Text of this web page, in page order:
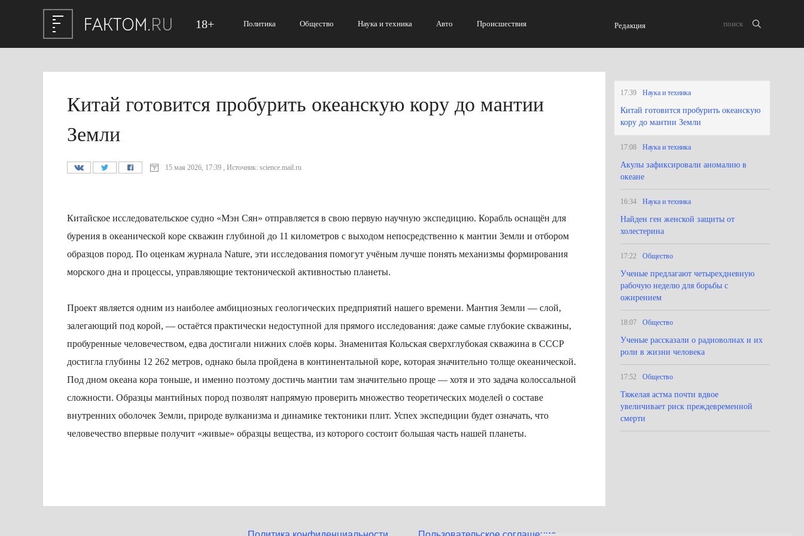
18+ Политика Общество Наука и техника Авто Происшествия Редакция
Китай готовится пробурить океанскую кору до мантии
Земли
15 мая 2026, 17:39 , Источник: science.mail.ru
Китайское исследовательское судно «Мэн Сян» отправляется в свою первую научную экспедицию. Корабль оснащён для
бурения в океанической коре скважин глубиной до 11 километров с выходом непосредственно к мантии Земли и отбором
образцов пород. По оценкам журнала Nature, эти исследования помогут учёным лучше понять механизмы формирования
морского дна и процессы, управляющие тектонической активностью планеты.
Проект является одним из наиболее амбициозных геологических предприятий нашего времени. Мантия Земли — слой,
залегающий под корой, — остаётся практически недоступной для прямого исследования: даже самые глубокие скважины,
пробуренные человечеством, едва достигали нижних слоёв коры. Знаменитая Кольская сверхглубокая скважина в СССР
достигла глубины 12 262 метров, однако была пройдена в континентальной коре, которая значительно толще океанической.
Под дном океана кора тоньше, и именно поэтому достичь мантии там значительно проще — хотя и это задача колоссальной
сложности. Образцы мантийных пород позволят напрямую проверить множество теоретических моделей о составе
внутренних оболочек Земли, природе вулканизма и динамике тектоники плит. Успех экспедиции будет означать, что
человечество впервые получит «живые» образцы вещества, из которого состоит большая часть нашей планеты.
17:39 Наука и техника
Китай готовится пробурить океанскую
кору до мантии Земли
17:08 Наука и техника
Акулы зафиксировали аномалию в
океане
16:34 Наука и техника
Найден ген женской защиты от
холестерина
17:22 Общество
Ученые предлагают четырехдневную
рабочую неделю для борьбы с
ожирением
18:07 Общество
Ученые рассказали о радиоволнах и их
роли в жизни человека
17:52 Общество
Тяжелая астма почти вдвое
увеличивает риск преждевременной
смерти